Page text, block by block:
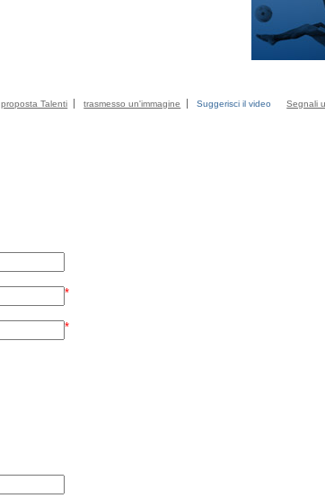
proposta Talenti trasmesso un'immagine Suggerisci il video
Segnali
*
*